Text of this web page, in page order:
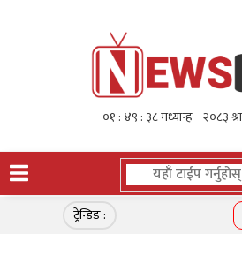
ट्रेन्डिङ :